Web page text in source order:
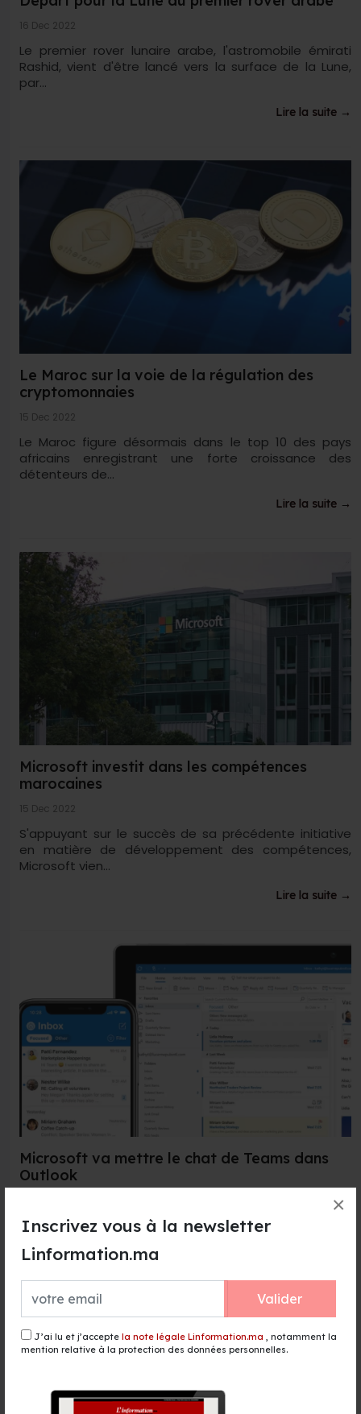
Inscrivez vous à la newsletter
Linformation.ma
Valider
J’ai lu et j’accepte la note légale Linformation.ma , notamment la
mention relative à la protection des données personnelles.
×
16 Dec 2022
Le premier rover lunaire arabe, l'astromobile émirati
Rashid, vient d'être lancé vers la surface de la Lune,
par...
Lire la suite →
Le Maroc sur la voie de la régulation des
cryptomonnaies
15 Dec 2022
Le Maroc figure désormais dans le top 10 des pays
africains enregistrant une forte croissance des
détenteurs de...
Lire la suite →
Microsoft investit dans les compétences
marocaines
15 Dec 2022
S'appuyant sur le succès de sa précédente initiative
en matière de développement des compétences,
Microsoft vien...
Lire la suite →
Microsoft va mettre le chat de Teams dans
Outlook
Microsoft se décide enfin à lier un peu plus ses
sera access...